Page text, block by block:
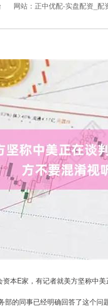
网站：正中优配-实盘配资_
E家，有记者就美方坚称中美
的同事已经明确回答了这个问